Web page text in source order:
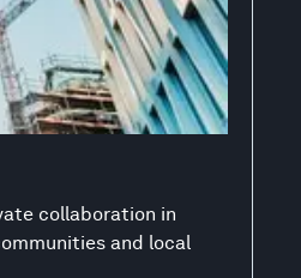
collaboration in
and local